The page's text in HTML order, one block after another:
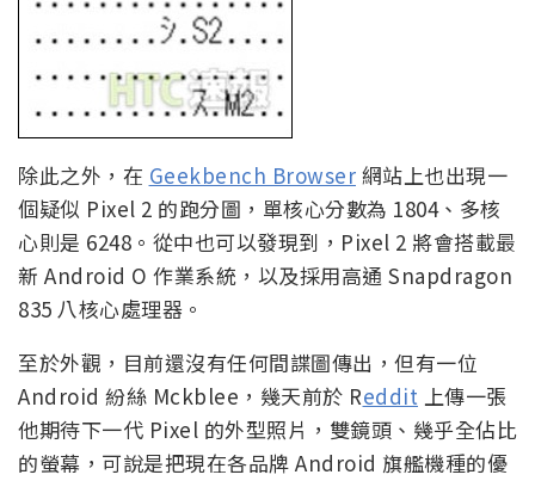
除此之外，在 Geekbench Browser 網站上也出現一
個疑似 Pixel 2 的跑分圖，單核心分數為 1804、多核
心則是 6248。從中也可以發現到，Pixel 2 將會搭載最
新 Android O 作業系統，以及採用高通 Snapdragon
835 八核心處理器。
至於外觀，目前還沒有任何間諜圖傳出，但有一位
Android 紛絲 Mckblee，幾天前於 Reddit 上傳一張
他期待下一代 Pixel 的外型照片，雙鏡頭、幾乎全佔比
的螢幕，可說是把現在各品牌 Android 旗艦機種的優